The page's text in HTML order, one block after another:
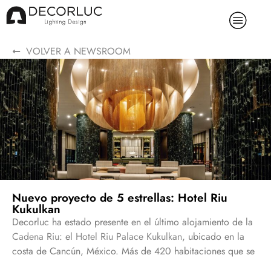
VOLVER A NEWSROOM
Nuevo proyecto de 5 estrellas: Hotel Riu
Kukulkan
Decorluc ha estado presente en el último alojamiento de la
Cadena Riu: el Hotel Riu Palace Kukulkan, ubicado en la
costa de Cancún, México. Más de 420 habitaciones que se